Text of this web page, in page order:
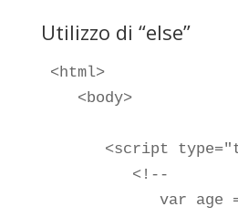
Utilizzo di “else”
<html>
   <body>
<script
         <!--
var age